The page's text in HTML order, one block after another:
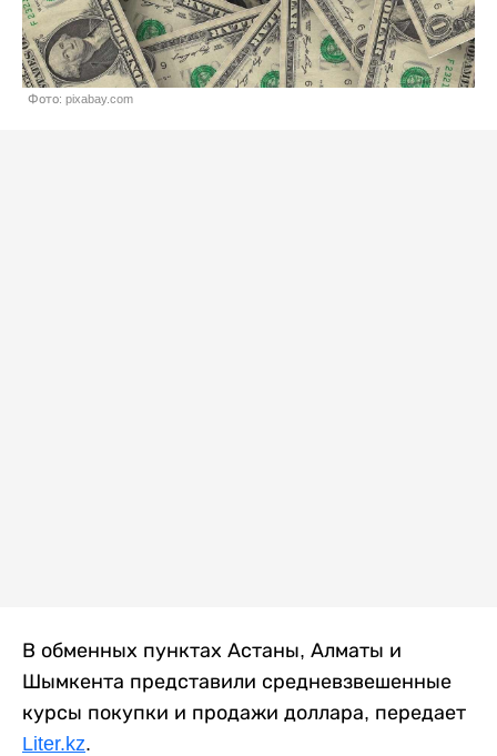
Фото: pixabay.com
В обменных пунктах Астаны, Алматы и
Шымкента представили средневзвешенные
курсы покупки и продажи доллара, передает
Liter.kz.